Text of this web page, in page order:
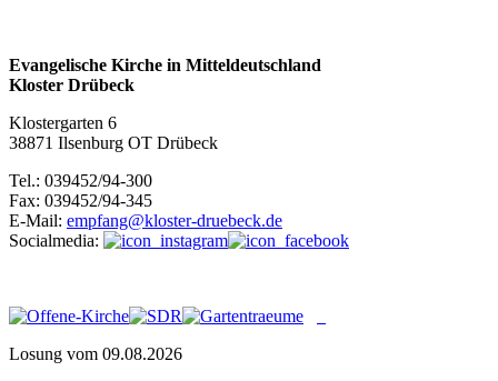
Evangelische Kirche in Mitteldeutschland
Kloster Drübeck
Klostergarten 6
38871 Ilsenburg OT Drübeck
Tel.: 039452/94-300
Fax: 039452/94-345
E-Mail: empfang@kloster-druebeck.de
Socialmedia:
Losung vom 09.08.2026